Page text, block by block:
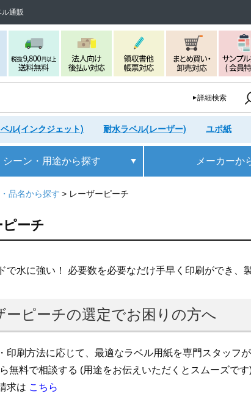
通販
詳細検索
ル(インクジェット) 耐水ラベル(レーザー) ユポ紙
シーン・用途から探す メーカーか
品名から探す レーザーピーチ
ピーチ
で水に強い！ 必要数を必要なだけ手早く印刷ができ、
ーピーチの選定でお困りの方へ
印刷方法に応じて、最適なラベル用紙を専門スタッフが
無料で相談する (用途をお伝えいただくとスムーズです
求は こちら